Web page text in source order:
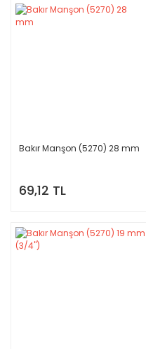
Bakır Manşon (5270) 28 mm
69,12 TL